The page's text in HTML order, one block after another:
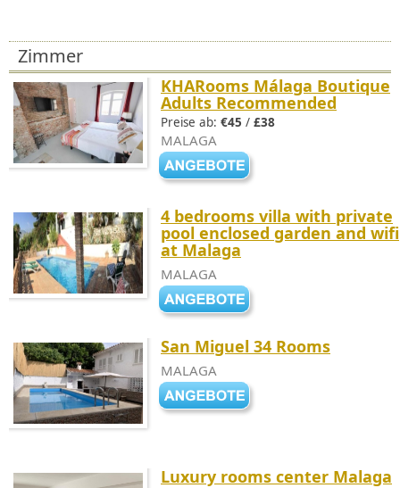
Zimmer
KHARooms Málaga Boutique
Adults Recommended
Preise ab: €45 / £38
MALAGA
4 bedrooms villa with private
pool enclosed garden and wifi
at Malaga
MALAGA
San Miguel 34 Rooms
MALAGA
Luxury rooms center Malaga